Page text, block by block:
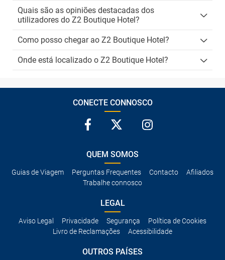
Quais são as opiniões destacadas dos
utilizadores do Z2 Boutique Hotel?
Como posso chegar ao Z2 Boutique Hotel?
Onde está localizado o Z2 Boutique Hotel?
CONECTE CONNOSCO
QUEM SOMOS
Guias de Viagem Perguntas Frequentes Contacto
Afiliados
Trabalhe connosco
LEGAL
Aviso Legal Privacidade Segurança
Política de Cookies
Livro de Reclamações
Acessibilidade
OUTROS PAÍSES